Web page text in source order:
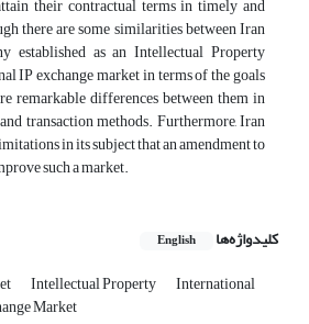
their contractual terms in timely and
there are some similarities between Iran
established as an Intellectual Property
IP exchange market in terms of the goals
remarkable differences between them in
transaction methods. Furthermore, Iran
in its subject that an amendment to
such a market.
کلیدواژه‌ها English
Intellectual Property International
Market